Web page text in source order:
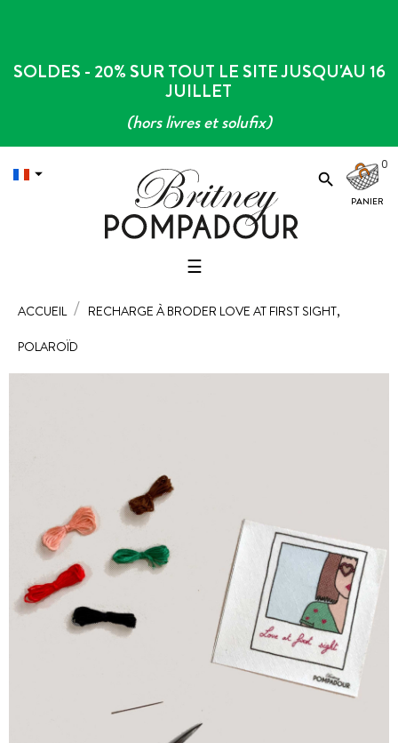
SOLDES - 20% SUR TOUT LE SITE JUSQU'AU 16
JUILLET
(hors livres et solufix)
 
0
Basculer
navigation
☰
ACCUEIL
RECHARGE À BRODER LOVE AT FIRST SIGHT,
POLAROÏD